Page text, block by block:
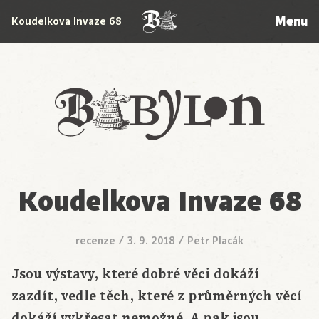
Babylon
Koudelkova Invaze 68 Menu
Koudelkova Invaze 68
recenze / 3. 9. 2018 / Petr Placák
Jsou výstavy, které dobré věci dokáží
zazdít, vedle těch, které z průměrných věcí